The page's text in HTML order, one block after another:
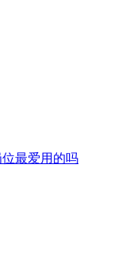
最爱用的吗